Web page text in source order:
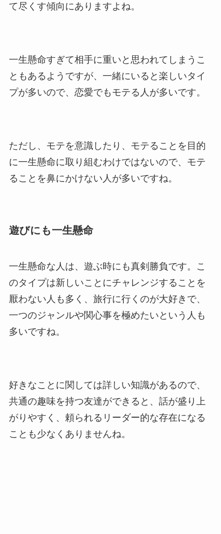
て尽くす傾向にありますよね。
一生懸命すぎて相手に重いと思われてしまうこ
ともあるようですが、一緒にいると楽しいタイ
プが多いので、恋愛でもモテる人が多いです。
ただし、モテを意識したり、モテることを目的
に一生懸命に取り組むわけではないので、モテ
ることを鼻にかけない人が多いですね。
遊びにも一生懸命
一生懸命な人は、遊ぶ時にも真剣勝負です。こ
のタイプは新しいことにチャレンジすることを
厭わない人も多く、旅行に行くのが大好きで、
一つのジャンルや関心事を極めたいという人も
多いですね。
好きなことに関しては詳しい知識があるので、
共通の趣味を持つ友達ができると、話が盛り上
がりやすく、頼られるリーダー的な存在になる
ことも少なくありませんね。